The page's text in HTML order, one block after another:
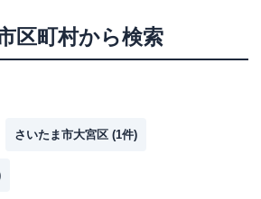
区町村から検索
さいたま市大宮区 (1件)